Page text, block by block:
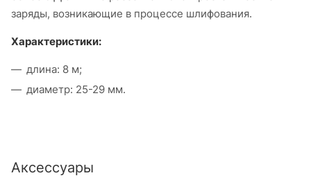
заряды, возникающие в процессе шлифования.
Характеристики:
длина: 8 м;
диаметр: 25-29 мм.
Аксессуары